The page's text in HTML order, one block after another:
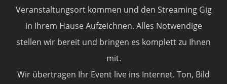
Veranstaltungsort kommen und den Streaming Gig
in Ihrem Hause Aufzeichnen. Alles Notwendige
stellen wir bereit und bringen es komplett zu Ihnen
mit.
Wir übertragen Ihr Event live ins Internet. Ton, Bild